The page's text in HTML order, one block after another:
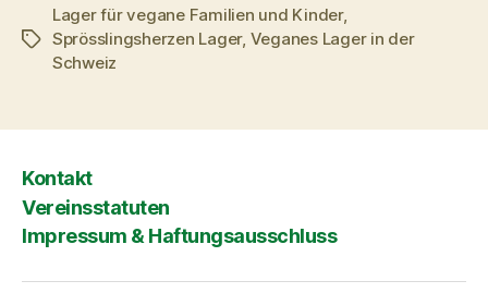
Schlagwörter
Lager für vegane Familien und Kinder,
Sprösslingsherzen Lager, Veganes Lager in der
Schweiz
Kontakt
Vereinsstatuten
Impressum & Haftungsausschluss